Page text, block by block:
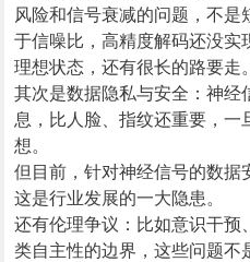
风险和信号衰减的问题，不是
于信噪比，高精度解码还没实
理想状态，还有很长的路要走。
其次是数据隐私与安全：神经
息，比人脸、指纹还重要，一
想。
但目前，针对神经信号的数据
这是行业发展的一大隐患。
还有伦理争议：比如意识干预
类自主性的边界，这些问题不